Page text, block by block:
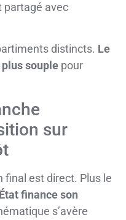
partagé avec
distincts. Le
souple pour
sur
final est direct. Plus le
finance son
s’avère